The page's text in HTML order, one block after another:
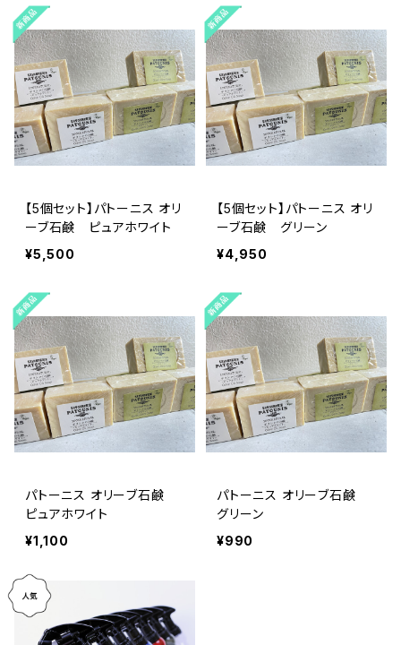
【5個セット】パトーニス オリ
ーブ石鹸 ピュアホワイト
¥5,500
【5個セット】パトーニス オリ
ーブ石鹸 グリーン
¥4,950
パトーニス オリーブ石鹸
ピュアホワイト
¥1,100
パトーニス オリーブ石鹸
グリーン
¥990